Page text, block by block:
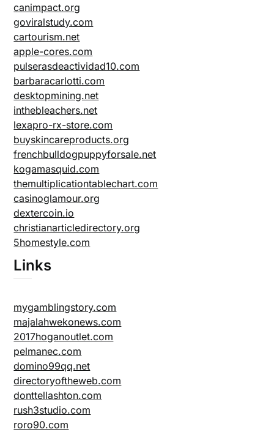
canimpact.org
goviralstudy.com
cartourism.net
apple-cores.com
pulserasdeactividad10.com
barbaracarlotti.com
desktopmining.net
inthebleachers.net
lexapro-rx-store.com
buyskincareproducts.org
frenchbulldogpuppyforsale.net
kogamasquid.com
themultiplicationtablechart.com
casinoglamour.org
dextercoin.io
christianarticledirectory.org
5homestyle.com
Links
mygamblingstory.com
majalahwekonews.com
2017hoganoutlet.com
pelmanec.com
domino99qq.net
directoryoftheweb.com
donttellashton.com
rush3studio.com
roro90.com